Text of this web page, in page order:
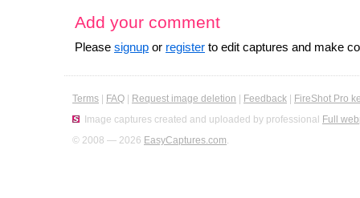
Add your comment
Please signup or register to edit captures and make
Terms FAQ Request image deletion Feedback
FireShot Pro
Image captures created and uploaded by professional Full
© 2008 — 2026 EasyCaptures.com.